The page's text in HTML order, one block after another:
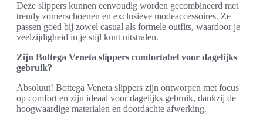
Deze slippers kunnen eenvoudig worden gecombineerd met
trendy zomerschoenen en exclusieve modeaccessoires. Ze
passen goed bij zowel casual als formele outfits, waardoor je
veelzijdigheid in je stijl kunt uitstralen.
Zijn Bottega Veneta slippers comfortabel voor dagelijks
gebruik?
Absoluut! Bottega Veneta slippers zijn ontworpen met focus
op comfort en zijn ideaal voor dagelijks gebruik, dankzij de
hoogwaardige materialen en doordachte afwerking.